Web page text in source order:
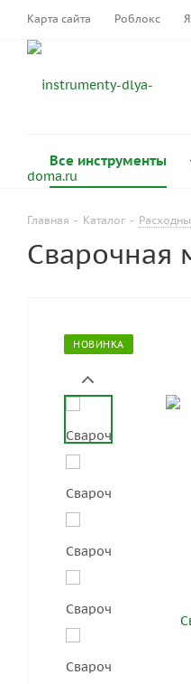
Карта сайта Роблокс
Все инструменты
Главная - Каталог -
Сварочная
НОВИНКА